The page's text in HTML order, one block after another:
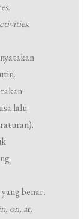
lalu
benar.
on, at,